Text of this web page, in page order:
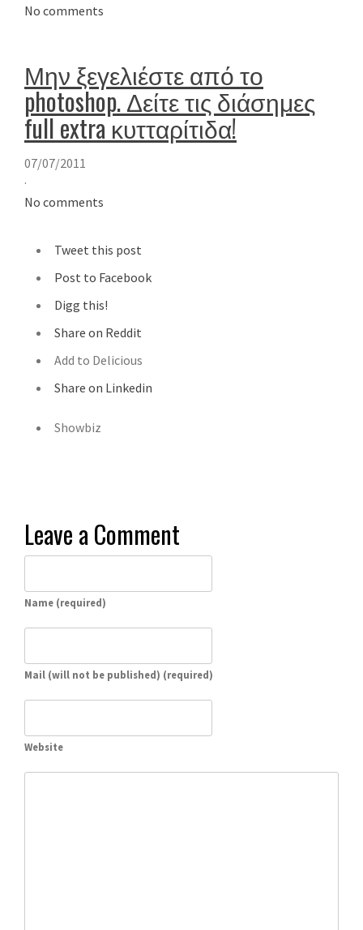
No comments
Μην ξεγελιέστε από το
photoshop. Δείτε τις διάσημες
full extra κυτταρίτιδα!
07/07/2011
·
No comments
Tweet this post
Post to Facebook
Digg this!
Share on Reddit
Add to Delicious
Share on Linkedin
Showbiz
Leave a Comment
Name (required)
Mail (will not be published) (required)
Website